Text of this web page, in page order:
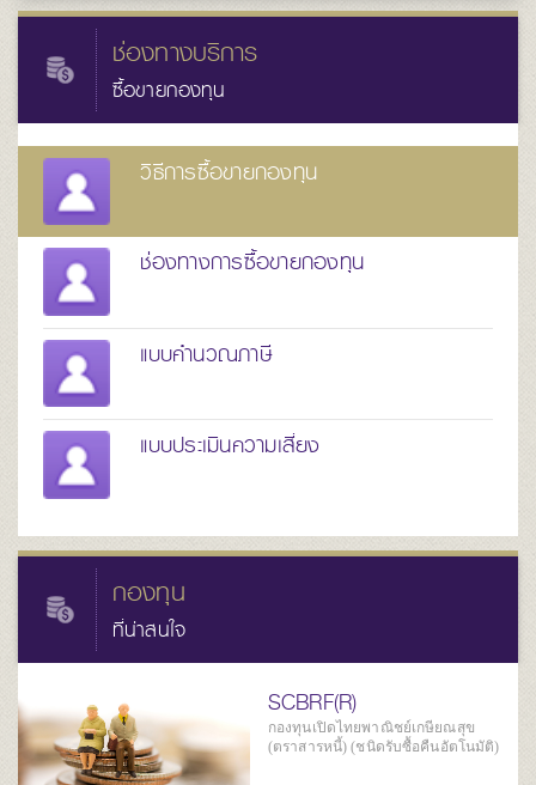
ช่องทางบริการ
ซื้อขายกองทุน
วิธีการซื้อขายกองทุน
ช่องทางการซื้อขายกองทุน
แบบคำนวณภาษี
แบบประเมินความเสี่ยง
กองทุน
ที่น่าสนใจ
SCBRF(R)
กองทุนเปิดไทยพาณิชย์เกษียณสุข
(ตราสารหนี้) (ชนิดรับซื้อคืนอัตโนมัติ)